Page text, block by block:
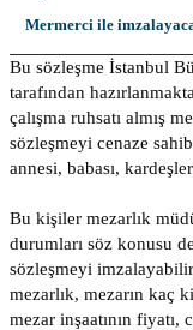
Mermerci ile
Bu sözleşme İstanbul
tarafından
çalışma ruhsatı almış
sözleşmeyi cenaze
annesi, babası,
Bu kişiler mezarlık
durumları söz konusu
sözleşmeyi
mezarlık, mezarın kaç
mezar inşaatının fiyatı,